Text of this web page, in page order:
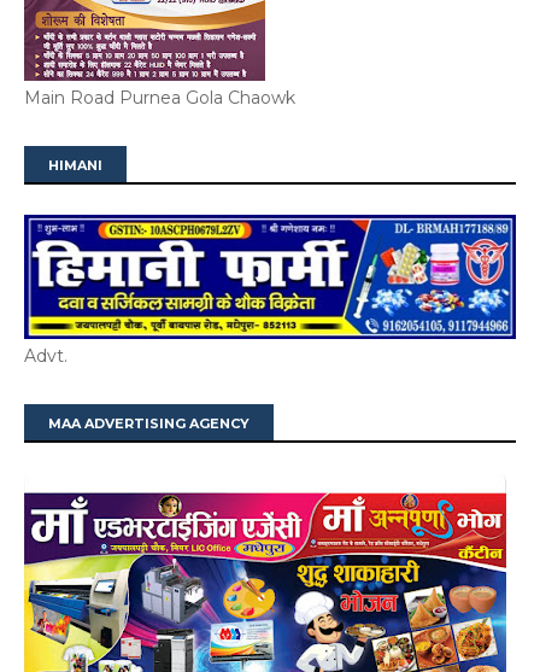
Main Road Purnea Gola Chaowk
HIMANI
Advt.
MAA ADVERTISING AGENCY